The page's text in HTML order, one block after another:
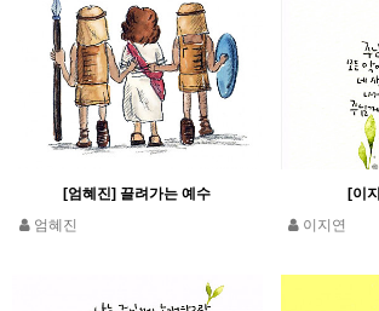
[엄혜진] 끌려가는 예수
엄혜진
[이
이지연